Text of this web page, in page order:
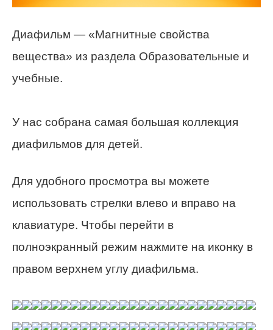
Диафильм — «Магнитные свойства
вещества» из раздела Образовательные и
учебные.
У нас собрана самая большая коллекция
диафильмов для детей.
Для удобного просмотра вы можете
использовать стрелки влево и вправо на
клавиатуре. Чтобы перейти в
полноэкранный режим нажмите на иконку в
правом верхнем углу диафильма.